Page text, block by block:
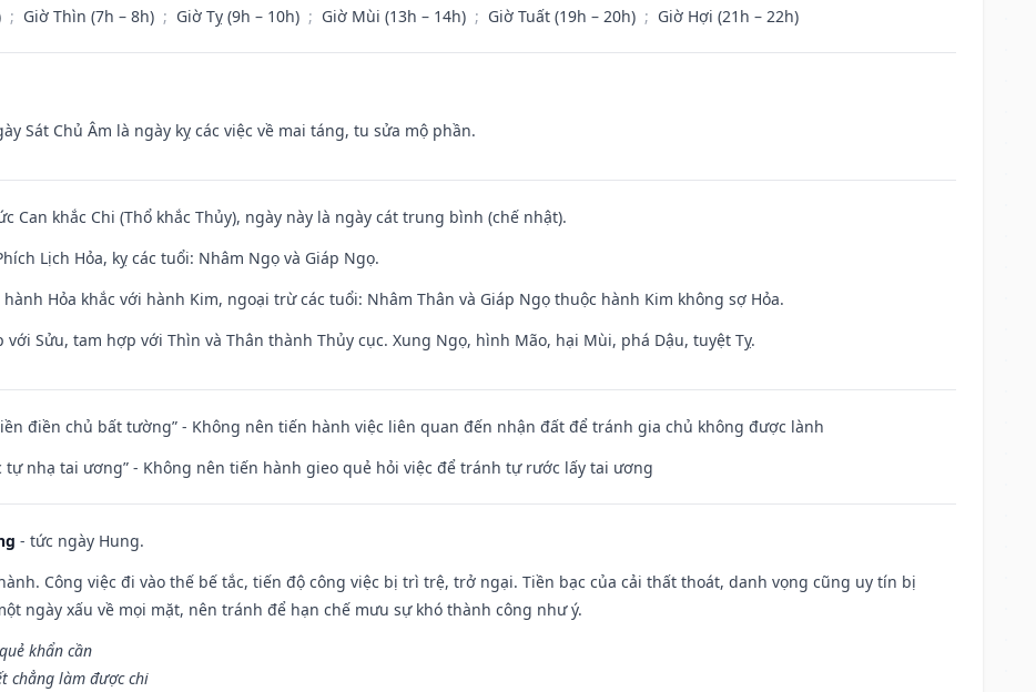
; Giờ Thìn (7h – 8h) ; Giờ Tỵ (9h – 10h) ; Giờ Mùi (13h – 14h) ; Giờ Tuất (19h – 20h) ; Giờ Hợi (21h – 22h)
Sát Chủ Âm là ngày kỵ các việc về mai táng, tu sửa mộ phần.
Can khắc Chi (Thổ khắc Thủy), ngày này là ngày cát trung bình (chế nhật).
Lịch Hỏa, kỵ các tuổi: Nhâm Ngọ và Giáp Ngọ.
Hỏa khắc với hành Kim, ngoại trừ các tuổi: Nhâm Thân và Giáp Ngọ thuộc hành Kim không sợ Hỏa.
với Sửu, tam hợp với Thìn và Thân thành Thủy cục. Xung Ngọ, hình Mão, hại Mùi, phá Dậu, tuyệt Tỵ.
điền chủ bất tường” - Không nên tiến hành việc liên quan đến nhận đất để tránh gia chủ không được lành
tự nhạ tai ương” - Không nên tiến hành gieo quẻ hỏi việc để tránh tự rước lấy tai ương
- tức ngày Hung.
Công việc đi vào thế bế tắc, tiến độ công việc bị trì trệ, trở ngại. Tiền bạc của cải thất thoát, danh vọng cũng uy tín bị
ngày xấu về mọi mặt, nên tránh để hạn chế mưu sự khó thành công như ý.
khẩn cần
chẳng làm được chi